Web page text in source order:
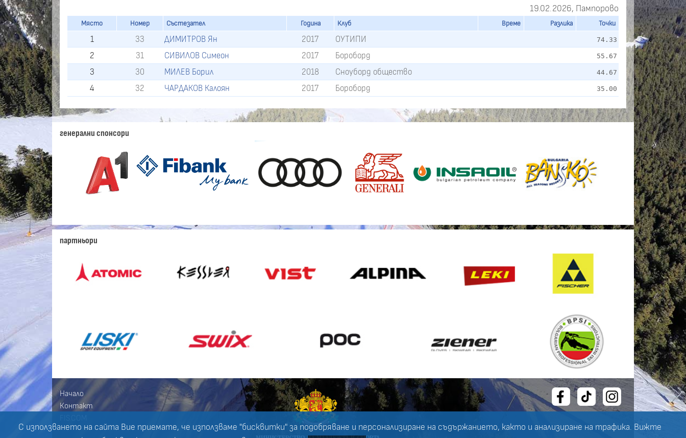
С използването на сайта Вие приемате, че използваме "бисквитки" за подобряване и персонализиране на съдържанието, както и анализиране на трафика. Вижте
19.02.2026, Пампорово
Място Номер Състезател Година Клуб Време Разлика Точки
1 33 ДИМИТРОВ Ян 2017 ОУТИПИ 74.33
2 31 СИВИЛОВ Симеон 2017 Бороборд 55.67
3 30 МИЛЕВ Борил 2018 Сноуборд общество 44.67
4 32 ЧАРДАКОВ Калоян 2017 Бороборд 35.00
генерални спонсори
партньори
Начало
Контакт